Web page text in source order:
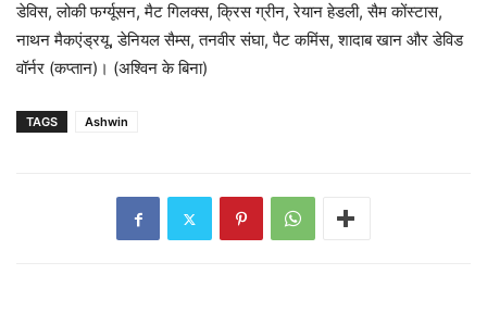
डेविस, लोकी फर्ग्यूसन, मैट गिलक्स, क्रिस ग्रीन, रेयान हेडली, सैम कोंस्टास,
नाथन मैकएंड्रयू, डेनियल सैम्स, तनवीर संघा, पैट कमिंस, शादाब खान और डेविड
वॉर्नर (कप्तान)। (अश्विन के बिना)
TAGS Ashwin